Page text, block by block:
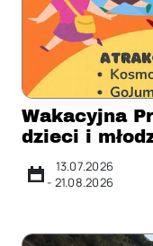
Wakacyjna
dzieci i
13.07.2026
- 21.08.2026